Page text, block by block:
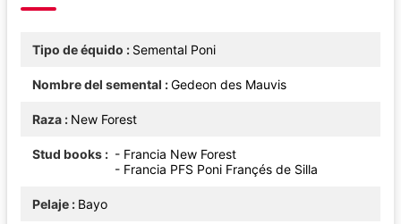
Tipo de équido Semental Poni
Nombre del semental Gedeon des Mauvis
Raza New Forest
Stud books
- Francia New Forest
- Francia PFS Poni Françés de Silla
Pelaje Bayo